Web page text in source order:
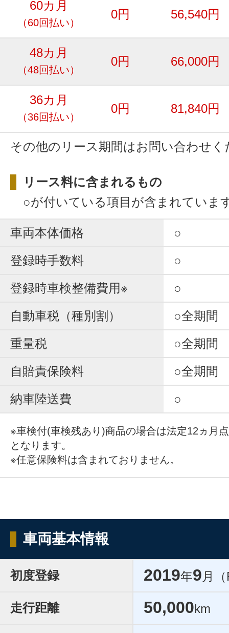
60カ月
（60回払い）
0円 56,540円
48カ月
（48回払い）
0円 66,000円
36カ月
（36回払い）
0円 81,840円
その他のリース期間はお問い合わせく
リース料に含まれるもの
○が付いている項目が含まれていま
車両本体価格
○
登録時手数料
○
登録時車検整備費用※
○
自動車税（種別割）
○全期間
重量税
○全期間
自賠責保険料
○全期間
納車陸送費
○
※車検付(車検残あり)商品の場合は法定12ヵ月
となります。
※任意保険料は含まれておりません。
車両基本情報
初度登録 2019年9 月
走行距離 50,000km